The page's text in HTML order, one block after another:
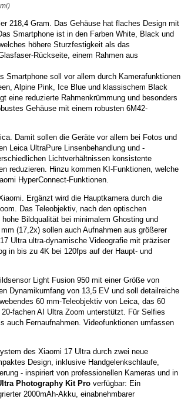
218,4 Gram. Das Gehäuse hat flaches Design mit
Smartphone ist in den Farben White, Black und
höhere Sturzfestigkeit als das
Rückseite, einem Rahmen aus
soll vor allem durch Kamerafunktionen
Alpine Pink, Ice Blue und klassischem Black
eine reduzierte Rahmenkrümmung und besonders
Gehäuse mit einem robusten 6M42-
Damit sollen die Geräte vor allem bei Fotos und
Leica UltraPure Linsenbehandlung und -
Lichtverhältnissen konsistente
reduzieren. Hinzu kommen KI-Funktionen, welche
HyperConnect-Funktionen.
Ergänzt wird die Hauptkamera durch die
Das Teleobjektiv, nach den optischen
Bildqualität bei minimalem Ghosting und
(17,2x) sollen auch Aufnahmen aus größerer
Ultra ultra-dynamische Videografie mit präziser
in bis zu 4K bei 120fps auf der Haupt- und
Light Fusion 950 mit einer Größe von
Dynamikumfang von 13,5 EV und soll detailreiche
60 mm-Teleobjektiv von Leica, das 60
fachen AI Ultra Zoom unterstützt. Für Selfies
auch Fernaufnahmen. Videofunktionen umfassen
des Xiaomi 17 Ultra durch zwei neue
Design, inklusive Handgelenkschlaufe,
- inspiriert von professionellen Kameras und in
Photography Kit Pro verfügbar: Ein
2000mAh-Akku, einabnehmbarer